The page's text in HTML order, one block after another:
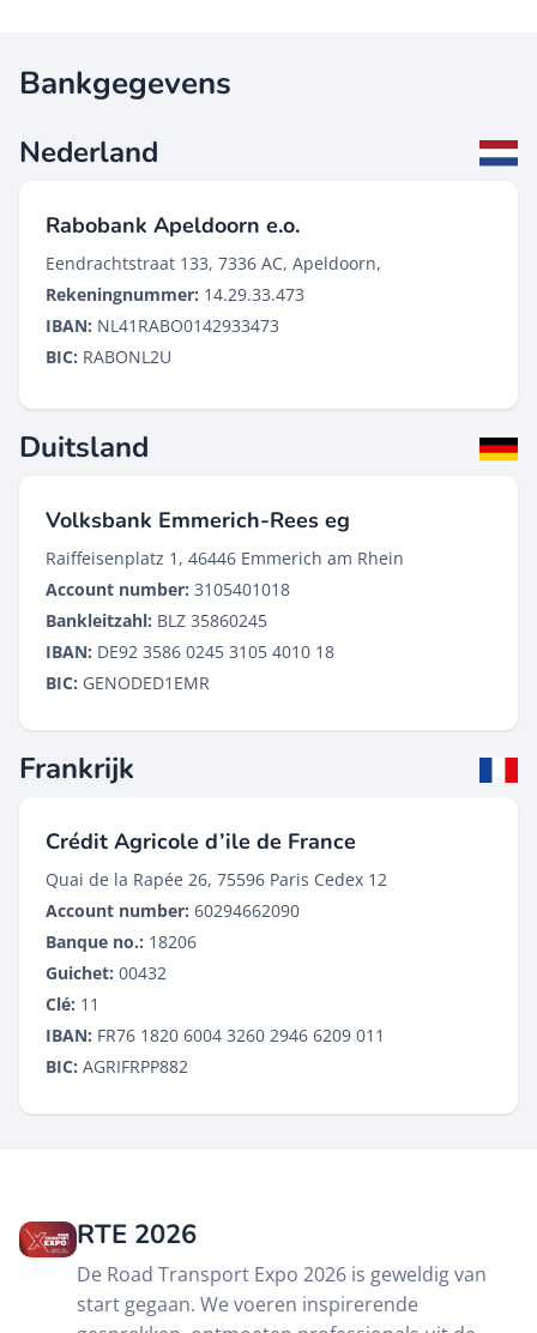
Bankgegevens
Nederland
Rabobank Apeldoorn e.o.
Eendrachtstraat 133, 7336 AC, Apeldoorn,
Rekeningnummer: 14.29.33.473
IBAN: NL41RABO0142933473
BIC: RABONL2U
Duitsland
Volksbank Emmerich-Rees eg
Raiffeisenplatz 1, 46446 Emmerich am Rhein
Account number: 3105401018
Bankleitzahl: BLZ 35860245
IBAN: DE92 3586 0245 3105 4010 18
BIC: GENODED1EMR
Frankrijk
Crédit Agricole d’ile de France
Quai de la Rapée 26, 75596 Paris Cedex 12
Account number: 60294662090
Banque no.: 18206
Guichet: 00432
Clé: 11
IBAN: FR76 1820 6004 3260 2946 6209 011
BIC: AGRIFRPP882
RTE 2026
De Road Transport Expo 2026 is geweldig van
start gegaan. We voeren inspirerende